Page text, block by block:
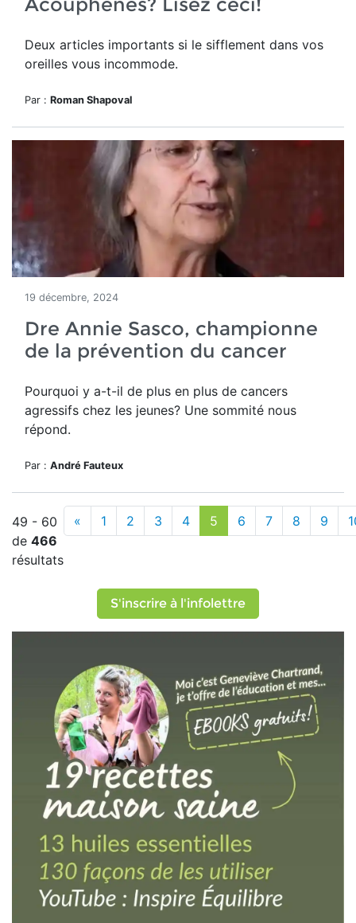
Deux articles importants si le sifflement dans vos
oreilles vous incommode.
Par : Roman Shapoval
19 décembre, 2024
Dre Annie Sasco, championne
de la prévention du cancer
Pourquoi y a-t-il de plus en plus de cancers
agressifs chez les jeunes? Une sommité nous
répond.
Par : André Fauteux
49 - 60
de 466
résultats
« 1 2 3 4 5 6 7 8 9
S'inscrire à l'infolettre